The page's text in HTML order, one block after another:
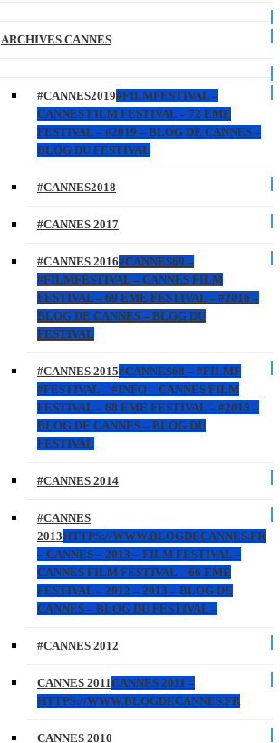
ARCHIVES CANNES
#CANNES2019#FILMFESTIVAL –
CANNES FILM FESTIVAL – 72 EME
FESTIVAL – #2019 – BLOG DE CANNES –
BLOG DU FESTIVAL
#CANNES2018
#CANNES 2017
#CANNES 2016#CANNES69 –
#FILMFESTIVAL – CANNES FILM
FESTIVAL – 69 EME FESTIVAL – #2016 –
BLOG DE CANNES – BLOG DU
FESTIVAL
#CANNES 2015#CANNES68 – #FILMF
#FESTIVAL – #INFO – CANNES FILM
FESTIVAL – 68 EME FESTIVAL – #2015 –
BLOG DE CANNES – BLOG DU
FESTIVAL
#CANNES 2014
#CANNES
2013HTTPS://WWW.BLOGDECANNES.FR
– CANNES – 2013 – FILM FESTIVAL –
CANNES FILM FESTIVAL – 66 EME
FESTIVAL – 2012 – 2013 – BLOG DE
CANNES – BLOG DU FESTIVAL –
#CANNES 2012
CANNES 2011CANNES 2011 –
HTTPS://WWW.BLOGDECANNES.FR
CANNES 2010